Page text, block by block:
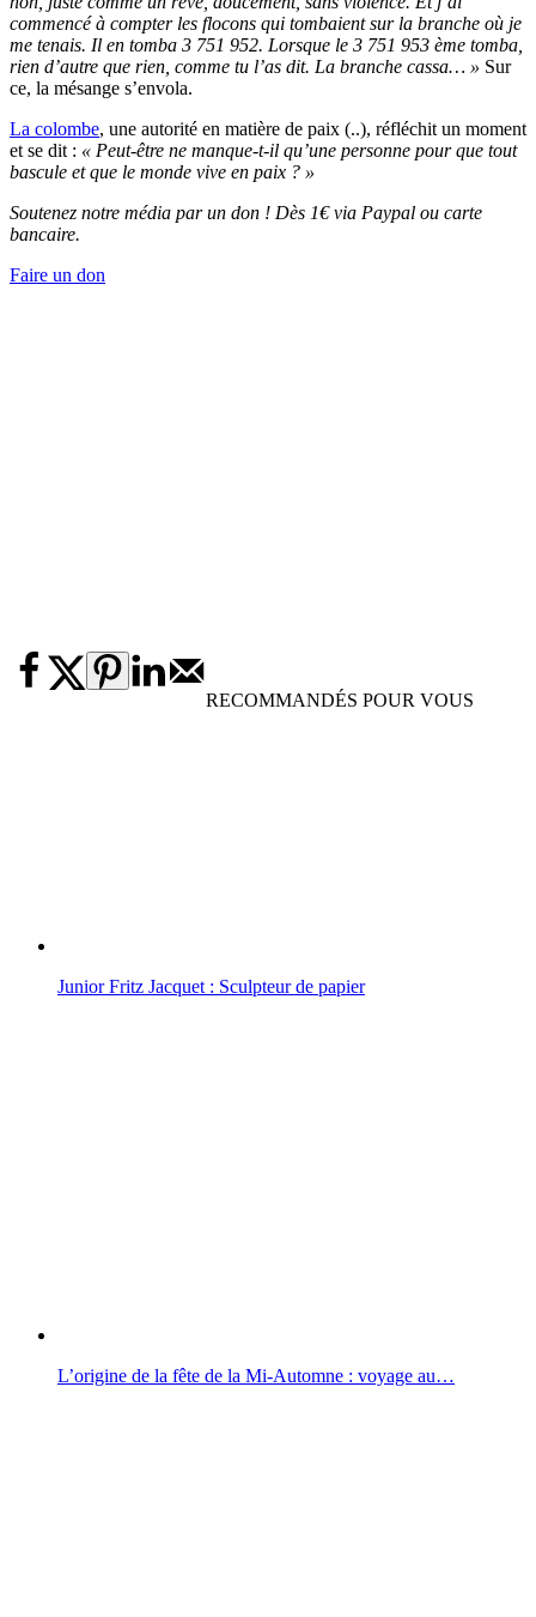
commencé à compter les flocons qui tombaient sur la branche où je
me tenais. Il en tomba 3 751 952. Lorsque le 3 751 953 ème tomba,
rien d’autre que rien, comme tu l’as dit. La branche cassa… » Sur
ce, la mésange s’envola.
La colombe, une autorité en matière de paix (..), réfléchit un moment
et se dit : « Peut-être ne manque-t-il qu’une personne pour que tout
bascule et que le monde vive en paix ? »
Soutenez notre média par un don ! Dès 1€ via Paypal ou carte
bancaire.
Faire un don
RECOMMANDÉS POUR VOUS
Junior Fritz Jacquet : Sculpteur de papier
L’origine de la fête de la Mi-Automne : voyage au…